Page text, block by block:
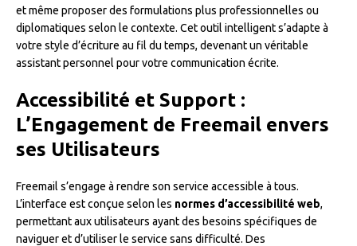
et même proposer des formulations plus professionnelles ou
diplomatiques selon le contexte. Cet outil intelligent s’adapte à
votre style d’écriture au fil du temps, devenant un véritable
assistant personnel pour votre communication écrite.
Accessibilité et Support :
L’Engagement de Freemail envers
ses Utilisateurs
Freemail s’engage à rendre son service accessible à tous.
L’interface est conçue selon les normes d’accessibilité web,
permettant aux utilisateurs ayant des besoins spécifiques de
naviguer et d’utiliser le service sans difficulté. Des